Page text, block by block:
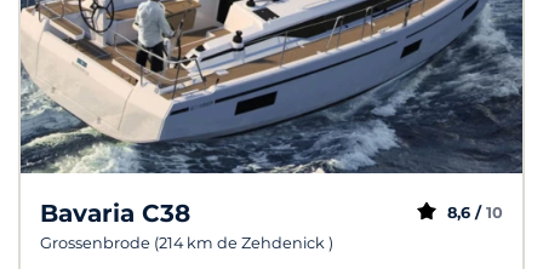
Bavaria C38
Grossenbrode (214 km de Zehdenick )
8,6 / 10